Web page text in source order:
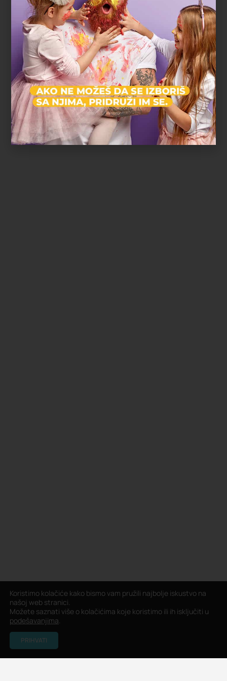
Koristimo kolačiće kako bismo vam pružili najbolje iskustvo na
našoj web stranici.
Možete saznati više o kolačićima koje koristimo ili ih isključiti u
podešavanjima.
PRIHVATI